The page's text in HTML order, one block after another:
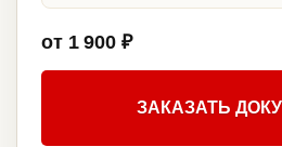
от 1 900 ₽
ЗАКАЗАТЬ